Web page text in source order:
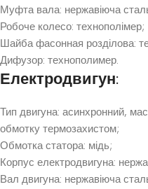
Муфта вала: нержавіюча
Робоче колесо: технополімер;
Шайба фасонная розділова:
Дифузор: технополимер.
Електродвигун:
Тип двигуна: асинхронний,
обмотку термозахистом;
Обмотка статора: мідь;
Корпус електродвигуна:
Вал двигуна: нержавіюча